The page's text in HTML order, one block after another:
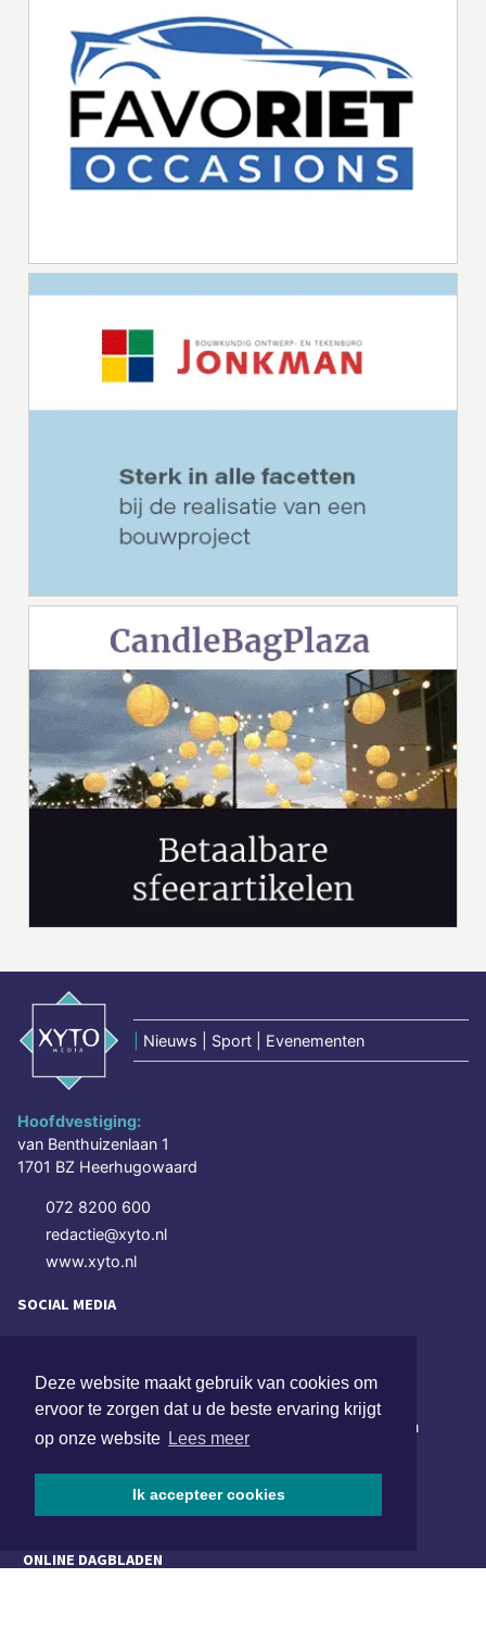
Deze website maakt gebruik van cookies om
ervoor te zorgen dat u de beste ervaring krijgt
op onze website Lees meer
Ik accepteer cookies
Nieuws | Sport | Evenementen
Hoofdvestiging:
van Benthuizenlaan 1
1701 BZ Heerhugowaard
072 8200 600
redactie@xyto.nl
www.xyto.nl
SOCIAL MEDIA
NIEUWSBRIEF AANMELDEN
Schrijf je in voor onze nieuwsbrief en krijg wekelijks een
samenvatting van alle gebeurtenissen uit jouw regio.
ONLINE DAGBLADEN